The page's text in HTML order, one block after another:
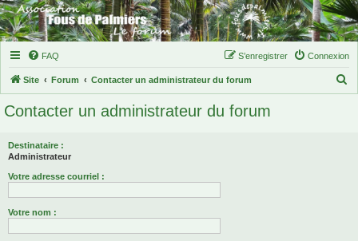
FAQ Connexion
S’enregistrer
Site Forum Contacter un administrateur du forum
Contacter un administrateur du forum
Destinataire :
Administrateur
Votre adresse courriel :
Votre nom :